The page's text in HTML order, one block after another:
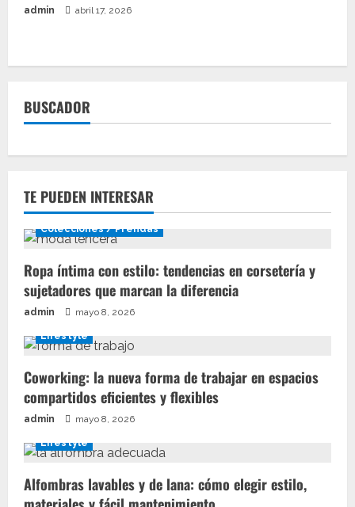
admin abril 17, 2026
BUSCADOR
TE PUEDEN INTERESAR
Colecciones / Prendas
Ropa íntima con estilo: tendencias en corsetería y
sujetadores que marcan la diferencia
admin mayo 8, 2026
Lifestyle
Coworking: la nueva forma de trabajar en espacios
compartidos eficientes y flexibles
admin mayo 8, 2026
Lifestyle
Alfombras lavables y de lana: cómo elegir estilo,